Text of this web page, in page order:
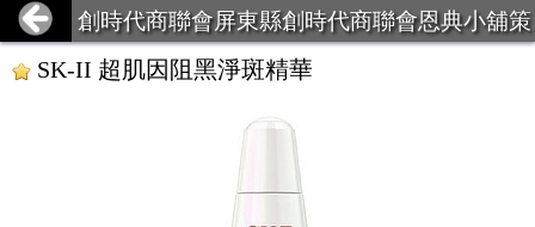
創時代商聯會屏東縣創時代商聯會恩典小舖策
略聯盟
SK-II 超肌因阻黑淨斑精華